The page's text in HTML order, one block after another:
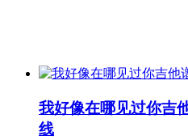
我好像在哪见过你吉
线